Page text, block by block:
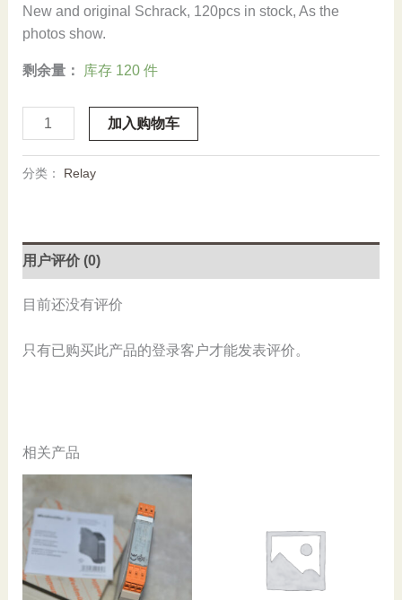
New and original Schrack, 120pcs in stock, As the
photos show.
剩余量： 库存 120 件
Stock,
Tyco
Schrack,
数
加入购物车
分类： Relay
用户评价 (0)
目前还没有评价
只有已购买此产品的登录客户才能发表评价。
相关产品